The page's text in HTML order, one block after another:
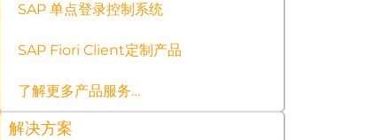
SAP 单点登录控制系统
SAP Fiori Client定制产品
了解更多产品服务…
解决方案